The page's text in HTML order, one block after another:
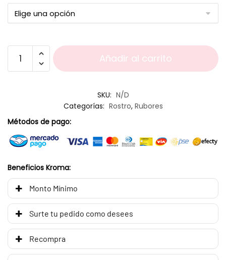
Añadir al carrito
SKU: N/D
Categorías: Rostro, Rubores
Métodos de pago:
Beneficios Kroma:
Monto Mínimo
Surte tu pedido como desees
Recompra